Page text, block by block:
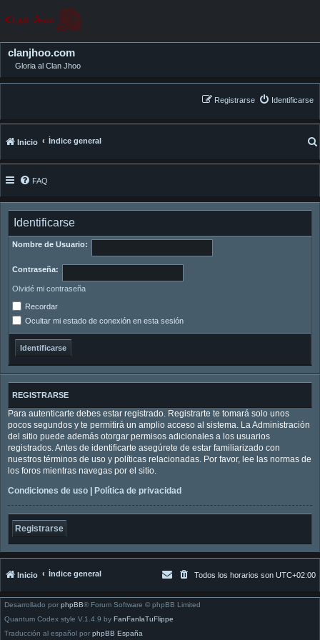
clanjhoo.com
Gloria al Clan Jhoo
Identificarse
Registrarse
Inicio Índice general
FAQ
Identificarse
Nombre de Usuario:
Contraseña:
Olvidé mi contraseña
Recordar
Ocultar mi estado de conexión en esta sesión
REGISTRARSE
Para autenticarte debes estar registrado. Registrarte te tomará solo unos
pocos segundos y te permitirá un amplio acceso al sistema. La Administración
del sitio puede además otorgar permisos adicionales a los usuarios
registrados. Antes de identificarte asegúrete de estar familiarizado con
nuestros términos de uso y políticas relacionadas. Por favor, lee las normas de
los foros mientras navegas por el sitio.
Condiciones de uso
Política de privacidad
Registrarse
Inicio Índice general Todos los horarios son UTC+02:00
Desarrollado por phpBB® Forum Software © phpBB Limited
Quantum Codex style V.1.4.9 by FanFanlaTuFlippe
Traducción al español por phpBB España